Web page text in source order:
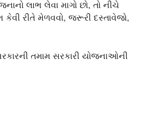
લાભ લેવા માગો છો, તો નીચે
રીતે મેળવવો, જરૂરી દસ્તાવેજો,
તમામ સરકારી યોજનાઓની